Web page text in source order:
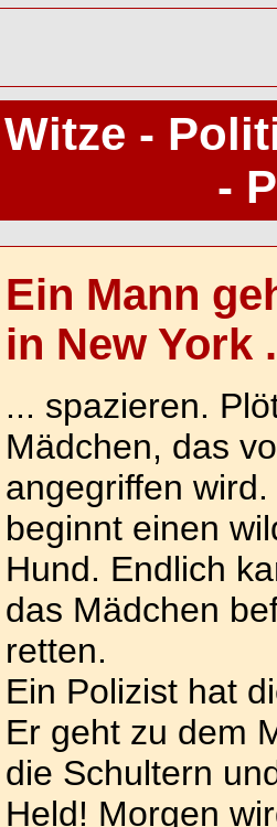
Witze -
-
Ein Mann
in New York
... spazieren.
Mädchen, das
angegriffen
beginnt einen
Hund. Endlich
das Mädchen
retten.
Ein Polizist hat
Er geht zu dem
die Schultern
Held! Morgen